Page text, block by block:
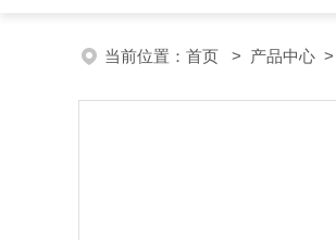
当前位置： 首页 > 产品中心 >